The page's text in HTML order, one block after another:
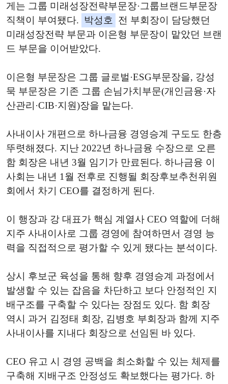
게는 그룹 미래성장전략부문장·그룹브랜드부문장
직책이 부여됐다.
박성호 전 부회장이 담당했던
미래성장전략 부문과 이은형 부문장이 맡았던 브랜
드 부문을 이어받았다.
이은형 부문장은 그룹 글로벌·ESG부문장을, 강성
묵 부문장은 기존 그룹 손님가치부문(개인금융·자
산관리·CIB·지원)장을 맡는다.
사내이사 개편으로 하나금융 경영승계 구도도 한층
뚜렷해졌다. 지난 2022년 하나금융 수장으로 오른
함 회장은 내년 3월 임기가 만료된다. 하나금융 이
사회는 내년 1월 전후로 진행될 회장후보추천위원
회에서 차기 CEO를 결정하게 된다.
이 행장과 강 대표가 핵심 계열사 CEO 역할에 더해
지주 사내이사로 그룹 경영에 참여하면서 경영 능
력을 직접적으로 평가할 수 있게 됐다는 분석이다.
상시 후보군 육성을 통해 향후 경영승계 과정에서
발생할 수 있는 잡음을 차단하고 보다 안정적인 지
배구조를 구축할 수 있다는 장점도 있다. 함 회장
역시 과거 김정태 회장, 김병호 부회장과 함께 지주
사내이사를 지내다 회장으로 선임된 바 있다.
CEO 유고 시 경영 공백을 최소화할 수 있는 체제를
구축해 지배구조 안정성도 확보했다는 평가다. 하